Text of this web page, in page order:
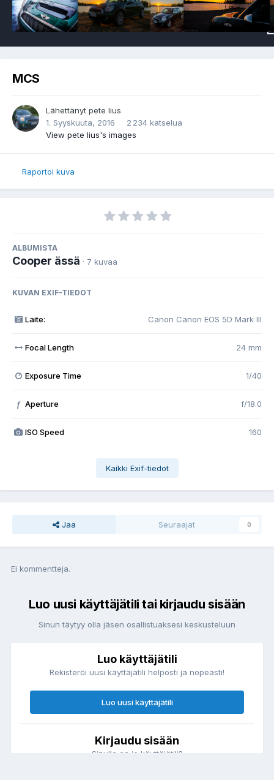
MCS
Lähettänyt pete lius
1. Syyskuuta, 2016
2 234 katselua
View pete lius's images
Raportoi kuva
ALBUMISTA
Cooper ässä · 7 kuvaa
KUVAN EXIF-TIEDOT
Laite: Canon Canon EOS 5D Mark III
Focal Length 24 mm
Exposure Time 1/40
f Aperture f/18.0
ISO Speed 160
Kaikki Exif-tiedot
Jaa Seuraajat 0
Ei kommentteja.
Luo uusi käyttäjätili tai kirjaudu sisään
Sinun täytyy olla jäsen osallistuaksesi keskusteluun
Luo käyttäjätili
Rekisteröi uusi käyttäjätili helposti ja nopeasti!
Luo uusi käyttäjätili
Kirjaudu sisään
Sinulla on jo käyttäjätili?